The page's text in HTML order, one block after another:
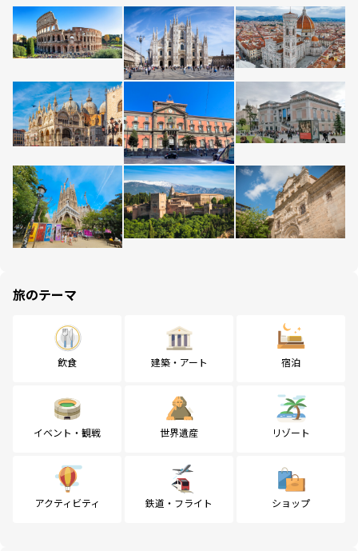
旅のテーマ
飲食 建築・アート 宿泊
イベント・観戦 世界遺産 リゾート
アクティビティ 鉄道・フライト ショップ